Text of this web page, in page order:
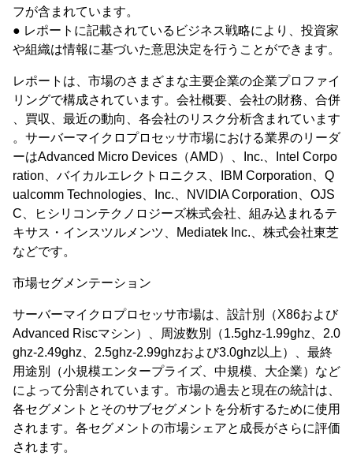
フが含まれています。
● レポートに記載されているビジネス戦略により、投資家
や組織は情報に基づいた意思決定を行うことができます。
レポートは、市場のさまざまな主要企業の企業プロファイ
リングで構成されています。会社概要、会社の財務、合併
、買収、最近の動向、各会社のリスク分析含まれています
。サーバーマイクロプロセッサ市場における業界のリーダ
ーはAdvanced Micro Devices（AMD）、Inc.、Intel Corpo
ration、バイカルエレクトロニクス、IBM Corporation、Q
ualcomm Technologies、Inc.、NVIDIA Corporation、OJS
C、ヒシリコンテクノロジーズ株式会社、組み込まれるテ
キサス・インスツルメンツ、Mediatek Inc.、株式会社東芝
などです。
市場セグメンテーション
サーバーマイクロプロセッサ市場は、設計別（X86および
Advanced Riscマシン）、周波数別（1.5ghz-1.99ghz、2.0
ghz-2.49ghz、2.5ghz-2.99ghzおよび3.0ghz以上）、最終
用途別（小規模エンタープライズ、中規模、大企業）など
によって分割されています。市場の過去と現在の統計は、
各セグメントとそのサブセグメントを分析するために使用
されます。各セグメントの市場シェアと成長がさらに評価
されます。